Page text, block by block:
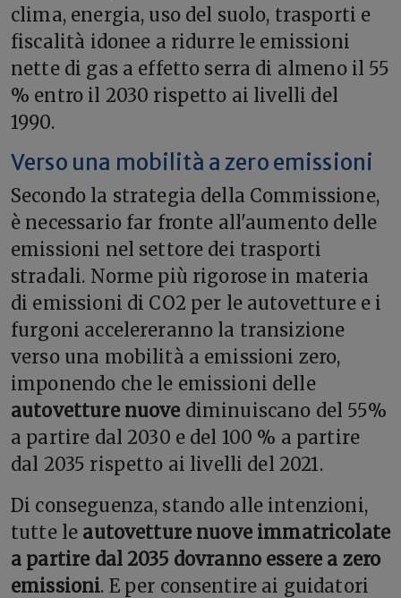
clima, energia, uso del suolo, trasporti e
fiscalità idonee a ridurre le emissioni
nette di gas a effetto serra di almeno il 55
% entro il 2030 rispetto ai livelli del
1990.
Verso una mobilità a zero emissioni
Secondo la strategia della Commissione,
è necessario far fronte all'aumento delle
emissioni nel settore dei trasporti
stradali. Norme più rigorose in materia
di emissioni di CO2 per le autovetture e i
furgoni accelereranno la transizione
verso una mobilità a emissioni zero,
imponendo che le emissioni delle
autovetture nuove diminuiscano del 55%
a partire dal 2030 e del 100 % a partire
dal 2035 rispetto ai livelli del 2021.
Di conseguenza, stando alle intenzioni,
tutte le autovetture nuove immatricolate
a partire dal 2035 dovranno essere a zero
emissioni. E per consentire ai guidatori